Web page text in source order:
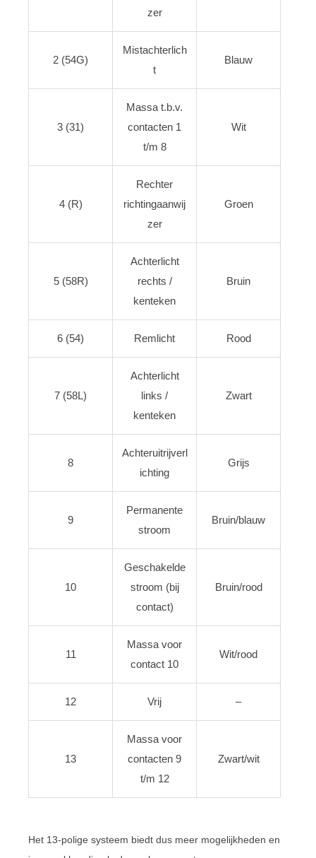
zer
2 (54G)
Mistachterlich
t
Blauw
3 (31)
Massa t.b.v.
contacten 1
t/m 8
Wit
4 (R)
Rechter
richtingaanwij
zer
Groen
5 (58R)
Achterlicht
rechts /
kenteken
Bruin
6 (54) Remlicht Rood
7 (58L)
Achterlicht
links /
kenteken
Zwart
8
Achteruitrijverl
ichting
Grijs
9
Permanente
stroom
Bruin/blauw
10
Geschakelde
stroom (bij
contact)
Bruin/rood
11
Massa voor
contact 10
Wit/rood
12 Vrij –
13
Massa voor
contacten 9
t/m 12
Zwart/wit
Het 13-polige systeem biedt dus meer mogelijkheden en